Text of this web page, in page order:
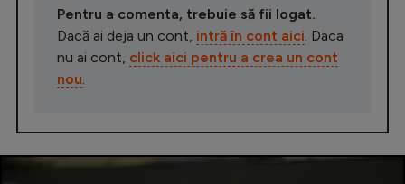
Pentru a comenta, trebuie să fii logat.
Dacă ai deja un cont, intră în cont aici . Daca
nu ai cont, click aici pentru a crea un cont
nou